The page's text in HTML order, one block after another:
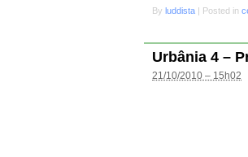
By luddista | Posted in
Urbânia 4 –
21/10/2010 – 15h02